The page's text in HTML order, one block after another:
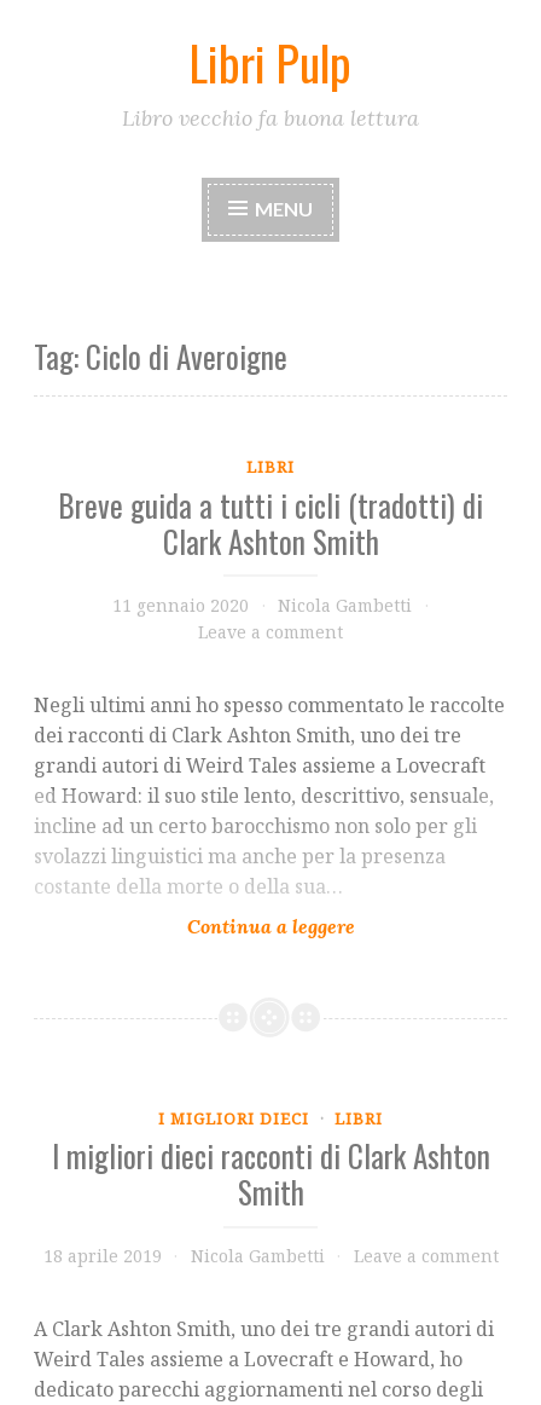
Libri Pulp
Libro vecchio fa buona lettura
MENU
Tag:Ciclo di Averoigne
LIBRI
Breve guida a tutti i cicli (tradotti) di
Clark Ashton Smith
11 gennaio 2020
Nicola Gambetti
Leave a comment
Negli ultimi anni ho spesso commentato le raccolte
dei racconti di Clark Ashton Smith, uno dei tre
grandi autori di Weird Tales assieme a Lovecraft
ed Howard: il suo stile lento, descrittivo, sensuale,
incline ad un certo barocchismo non solo per gli
svolazzi linguistici ma anche per la presenza
costante della morte o della sua…
I MIGLIORI DIECI · LIBRI
I migliori dieci racconti di Clark Ashton
Smith
18 aprile 2019 Nicola Gambetti Leave a comment
A Clark Ashton Smith, uno dei tre grandi autori di
Weird Tales assieme a Lovecraft e Howard, ho
dedicato parecchi aggiornamenti nel corso degli